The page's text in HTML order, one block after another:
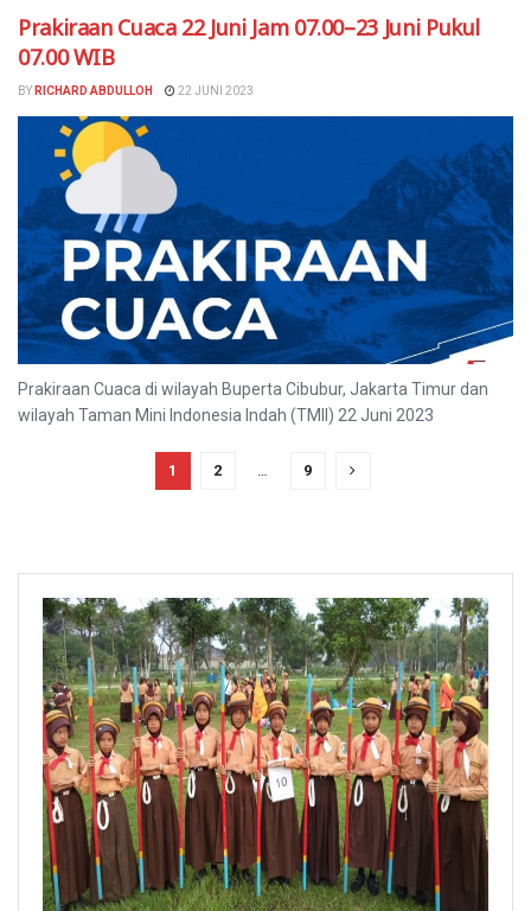
Prakiraan Cuaca 22 Juni Jam 07.00–23 Juni Pukul
07.00 WIB
BY RICHARD ABDULLOH 22 JUNI 2023
Prakiraan Cuaca di wilayah Buperta Cibubur, Jakarta Timur dan
wilayah Taman Mini Indonesia Indah (TMII) 22 Juni 2023
1 2 … 9